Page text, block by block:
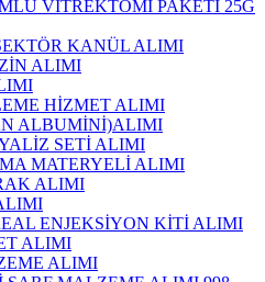
VİTREKTOMİ PAKETİ 25G
KANÜL ALIMI
ALIMI
HİZMET ALIMI
ALBUMİNİ)ALIMI
SETİ ALIMI
MATERYELİ ALIMI
ALIMI
ENJEKSİYON KİTİ ALIMI
ALIMI
ALIMI